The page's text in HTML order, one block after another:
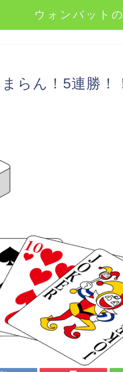
ウォンバット
らん！5連勝！